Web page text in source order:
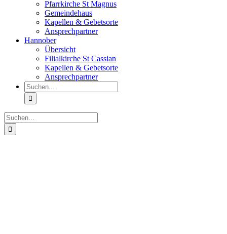
Pfarrkirche St Magnus
Gemeindehaus
Kapellen & Gebetsorte
Ansprechpartner
Hannober
Übersicht
Filialkirche St Cassian
Kapellen & Gebetsorte
Ansprechpartner
Suche
nach:
Suche
nach: